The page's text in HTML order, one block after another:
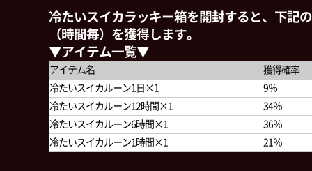
冷たいスイカラッキー箱を開封すると、下記
（時間毎）を獲得します。
▼アイテム一覧▼
アイテム名
獲得確率
冷たいスイカルーン1日×1
9％
冷たいスイカルーン12時間×1
34％
冷たいスイカルーン6時間×1
36％
冷たいスイカルーン1時間×1
21％